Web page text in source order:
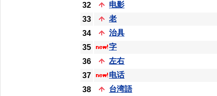
32
电影
33
老
34
治具
35
字
36
左右
37
电话
38
台湾語